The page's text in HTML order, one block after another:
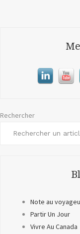
Rechercher
Note au
Partir Un Jour
Vivre Au Canada